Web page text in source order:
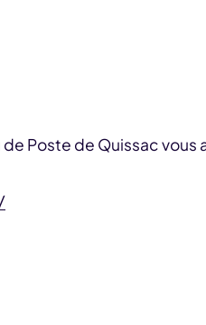
Poste de Quissac vous